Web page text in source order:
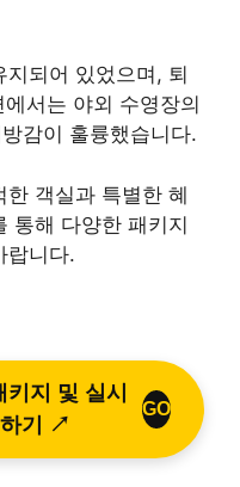
되어 있었으며, 퇴
서는 야외 수영장의
감이 훌륭했습니다.
객실과 특별한 혜
통해 다양한 패키지
랍니다.
지 및 실시
하기 ↗
GO